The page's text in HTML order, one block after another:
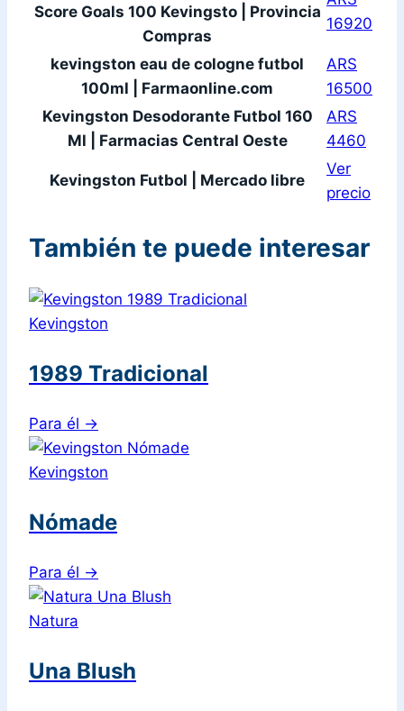
Score Goals 100 Kevingsto | Provincia
Compras
16920
kevingston eau de cologne futbol
100ml | Farmaonline.com
ARS
16500
Kevingston Desodorante Futbol 160
Ml | Farmacias Central Oeste
ARS
4460
Kevingston Futbol | Mercado libre
Ver
precio
También te puede interesar
Kevingston
1989 Tradicional
Para él →
Kevingston
Nómade
Para él →
Natura
Una Blush